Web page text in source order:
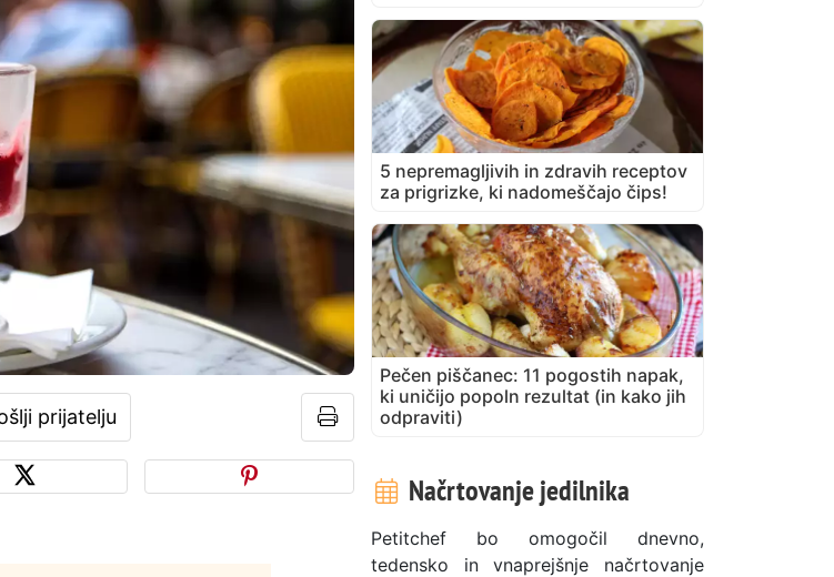
prijatelju
5 nepremagljivih in zdravih receptov
za prigrizke, ki nadomeščajo čips!
Pečen piščanec: 11 pogostih napak,
ki uničijo popoln rezultat (in kako jih
odpraviti)
Načrtovanje jedilnika
Petitchef bo omogočil dnevno,
tedensko in vnaprejšnje načrtovanje